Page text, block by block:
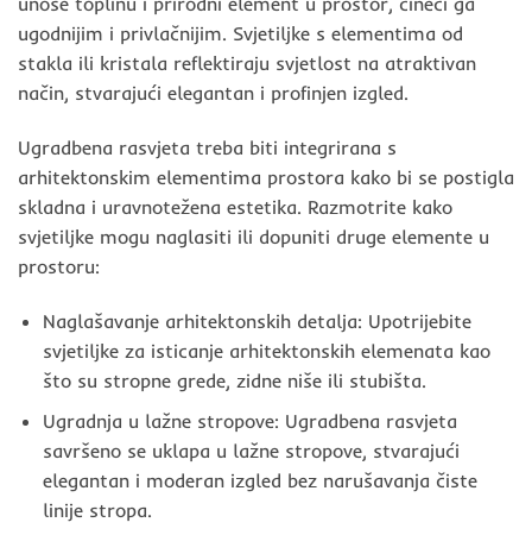
ugodnijim i privlačnijim. Svjetiljke s elementima od
stakla ili kristala reflektiraju svjetlost na atraktivan
način, stvarajući elegantan i profinjen izgled.
Ugradbena rasvjeta treba biti integrirana s
arhitektonskim elementima prostora kako bi se postigla
skladna i uravnotežena estetika. Razmotrite kako
svjetiljke mogu naglasiti ili dopuniti druge elemente u
prostoru:
Naglašavanje arhitektonskih detalja: Upotrijebite
svjetiljke za isticanje arhitektonskih elemenata kao
što su stropne grede, zidne niše ili stubišta.
Ugradnja u lažne stropove: Ugradbena rasvjeta
savršeno se uklapa u lažne stropove, stvarajući
elegantan i moderan izgled bez narušavanja čiste
linije stropa.